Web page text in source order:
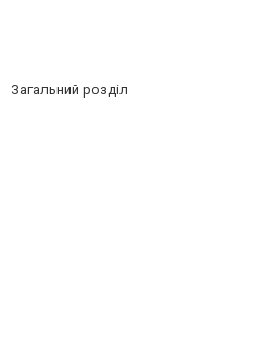
Загальний розділ